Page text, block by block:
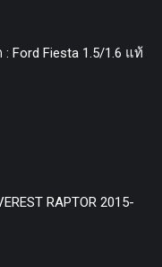
Ford Fiesta 1.5/1.6 แท้
RAPTOR 2015-